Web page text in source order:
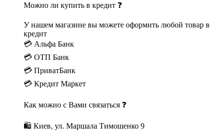
Можно ли купить в кредит ❓
У нашем магазине вы можете оформить любой товар в
кредит
💳 Альфа Банк
💳 ОТП Банк
💳 ПриватБанк
💳 Кредит Маркет
Как можно с Вами связаться ❓
🛍 Киев, ул. Маршала Тимошенко 9